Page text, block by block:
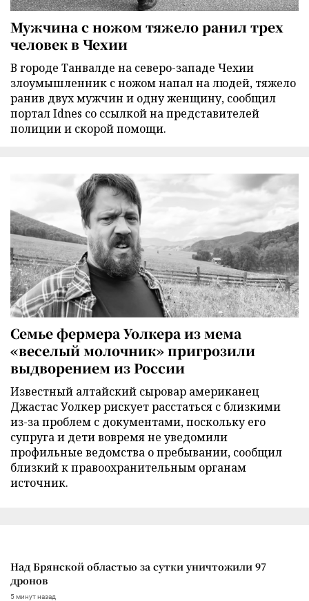
Мужчина с ножом тяжело ранил трех
человек в Чехии
В городе Танвалде на северо-западе Чехии
злоумышленник с ножом напал на людей, тяжело
ранив двух мужчин и одну женщину, сообщил
портал Idnes со ссылкой на представителей
полиции и скорой помощи.
Семье фермера Уолкера из мема
«веселый молочник» пригрозили
выдворением из России
Известный алтайский сыровар американец
Джастас Уолкер рискует расстаться с близкими
из-за проблем с документами, поскольку его
супруга и дети вовремя не уведомили
профильные ведомства о пребывании, сообщил
близкий к правоохранительным органам
источник.
Над Брянской областью за сутки уничтожили 97
дронов
5 минут назад